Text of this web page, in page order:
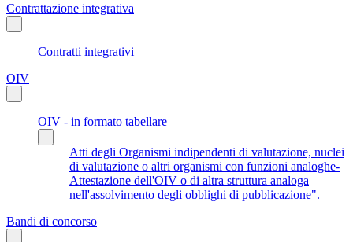
Contrattazione integrativa
Contratti integrativi
OIV
OIV - in formato tabellare
Atti degli Organismi indipendenti di valutazione, nuclei
di valutazione o altri organismi con funzioni analoghe-
Attestazione dell'OIV o di altra struttura analoga
nell'assolvimento degli obblighi di pubblicazione".
Bandi di concorso